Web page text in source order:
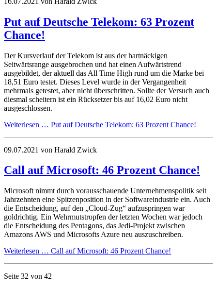
Put auf Deutsche Telekom: 63 Prozent
Chance!
Der Kursverlauf der Telekom ist aus der hartnäckigen
Seitwärtsrange ausgebrochen und hat einen Aufwärtstrend
ausgebildet, der aktuell das All Time High rund um die Marke bei
18,51 Euro testet. Dieses Level wurde in der Vergangenheit
mehrmals getestet, aber nicht überschritten. Sollte der Versuch auch
diesmal scheitern ist ein Rücksetzer bis auf 16,02 Euro nicht
ausgeschlossen.
Weiterlesen … Put auf Deutsche Telekom: 63 Prozent Chance!
09.07.2021 von Harald Zwick
Call auf Microsoft: 46 Prozent Chance!
Microsoft nimmt durch vorausschauende Unternehmenspolitik seit
Jahrzehnten eine Spitzenposition in der Softwareindustrie ein. Auch
die Entscheidung, auf den „Cloud-Zug“ aufzuspringen war
goldrichtig. Ein Wehrmutstropfen der letzten Wochen war jedoch
die Entscheidung des Pentagons, das Jedi-Projekt zwischen
Amazons AWS und Microsofts Azure neu auszuschreiben.
Weiterlesen … Call auf Microsoft: 46 Prozent Chance!
Seite 32 von 42